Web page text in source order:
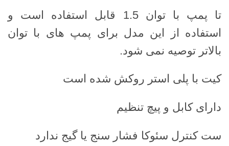
تا پمپ با توان 1.5 قابل استفاده است و
استفاده از این مدل برای پمپ های با توان
بالاتر توصیه نمی شود.
کیت با پلی استر روکش شده است
دارای کابل و پیچ تنظیم
ست کنترل سئوکا فشار سنج یا گیج ندارد